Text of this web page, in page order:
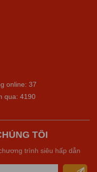
online: 37
qua: 4190
TÔI
trình siêu hấp dẫn